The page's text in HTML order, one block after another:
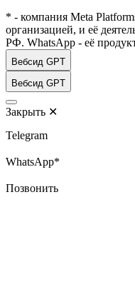
* - компания Meta
организацией, и её
РФ. WhatsApp - её
Вебсид GPT
Вебсид GPT
Закрыть ✕
Telegram
WhatsApp*
Позвонить